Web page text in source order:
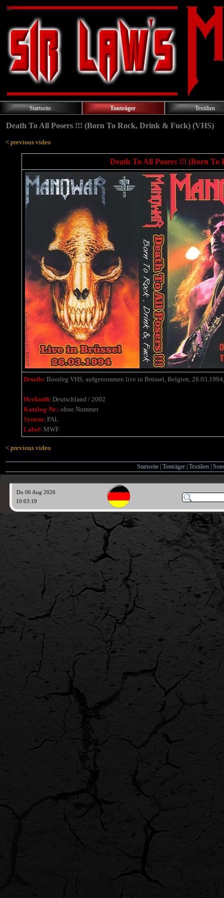
Startseite Tonträger Textilien
Death To All Posers !!! (Born To Rock, Drink & Fuck) (VHS)
< previous video
Death To All Posers !!! (Born
Details: Bootleg VHS, aufgenommen live in Brüssel, Belgien, 26.03.1994,
Herkunft: Deutschland / 2002
Katalog-Nr.: ohne Nummer
System: PAL
Label: MWF
< previous video
Startseite Tonträger Textilien
Do 06 Aug 2026
10:03:20